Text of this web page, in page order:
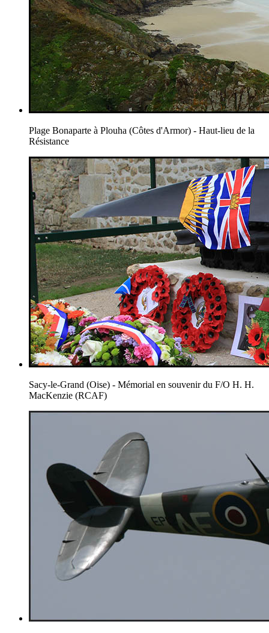
Plage Bonaparte à Plouha (Côtes d'Armor) - Haut-lieu de la
Résistance
Sacy-le-Grand (Oise) - Mémorial en souvenir du F/O H. H.
MacKenzie (RCAF)